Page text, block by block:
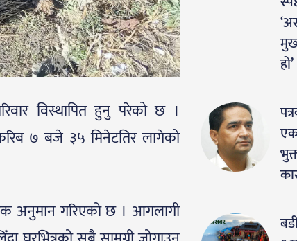
विस्थापित हुनु परेको छ ।
७ बजे ३५ मिनेटतिर लागेको
अनुमान गरिएको छ । आगलागी
हो’